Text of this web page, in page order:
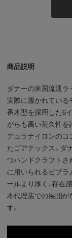
商品説明
ダナーの米国流通ラ
実際に履かれている
番木型を採用した6
がらも高い耐久性を
デュラナイロンのコ
たゴアテックス。ダ
つハンドクラフトさ
に用いられるビブラ
ールより厚く、存在
本代理店での展開が
す。